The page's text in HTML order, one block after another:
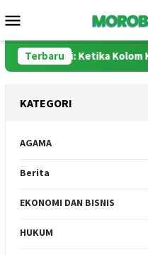
ke
Mobile
Terbaru
dan Polri: Ketika Kolom
KATEGORI
AGAMA
Berita
EKONOMI DAN BISNIS
HUKUM